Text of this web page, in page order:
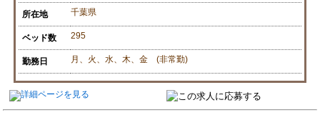
所在地 千葉県
ベッド数 295
勤務日 月、火、水、木、金 (非常勤)